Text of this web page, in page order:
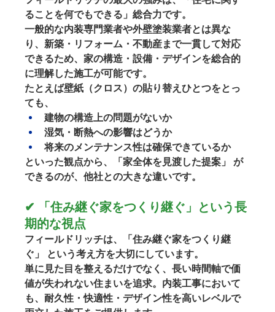
ることを何でもできる」総合力です。
一般的な内装専門業者や外壁塗装業者とは異な
り、新築・リフォーム・不動産まで一貫して対応
できるため、家の構造・設備・デザインを総合的
に理解した施工が可能です。
たとえば壁紙（クロス）の貼り替えひとつをとっ
ても、
建物の構造上の問題がないか
湿気・断熱への影響はどうか
将来のメンテナンス性は確保できているか
といった観点から、
「家全体を見渡した提案」
が
できるのが、他社との大きな違いです。
✔ 「住み継ぐ家をつくり継ぐ」という長
期的な視点
フィールドリッチは、
「住み継ぐ家をつくり継
ぐ」
という考え方を大切にしています。
単に見た目を整えるだけでなく、長い時間軸で価
値が失われない住まいを追求。内装工事において
も、耐久性・快適性・デザイン性を高いレベルで